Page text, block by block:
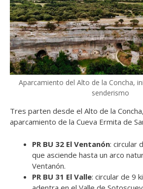
Aparcamiento del Alto de la Concha,
senderismo
Tres parten desde el Alto de la
aparcamiento de la Cueva Ermita de
PR BU 32 El Ventanón: circular
que asciende hasta un arco
Ventanón.
PR BU 31 El Valle: circular de 9